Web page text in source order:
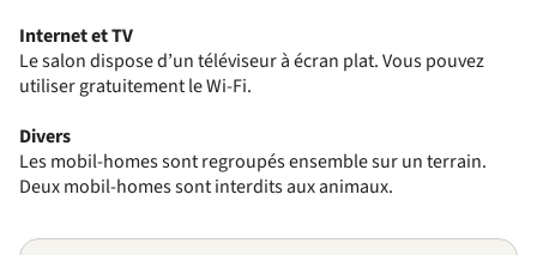
Internet et TV
Le salon dispose d’un téléviseur à écran plat. Vous pouvez
utiliser gratuitement le Wi-Fi.
Divers
Les mobil-homes sont regroupés ensemble sur un terrain.
Deux mobil-homes sont interdits aux animaux.